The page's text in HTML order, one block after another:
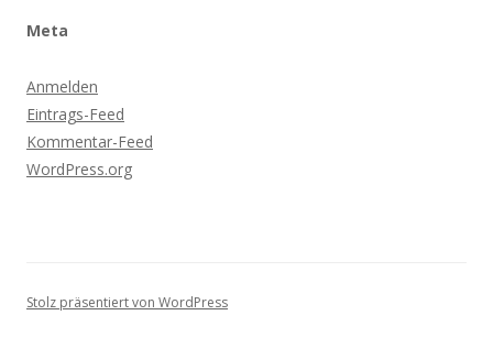
Meta
Anmelden
Eintrags-Feed
Kommentar-Feed
WordPress.org
Stolz präsentiert von WordPress